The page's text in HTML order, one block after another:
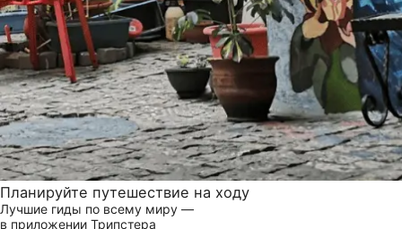
Планируйте путешествие на ходу
Лучшие гиды по всему миру —
в приложении Трипстера